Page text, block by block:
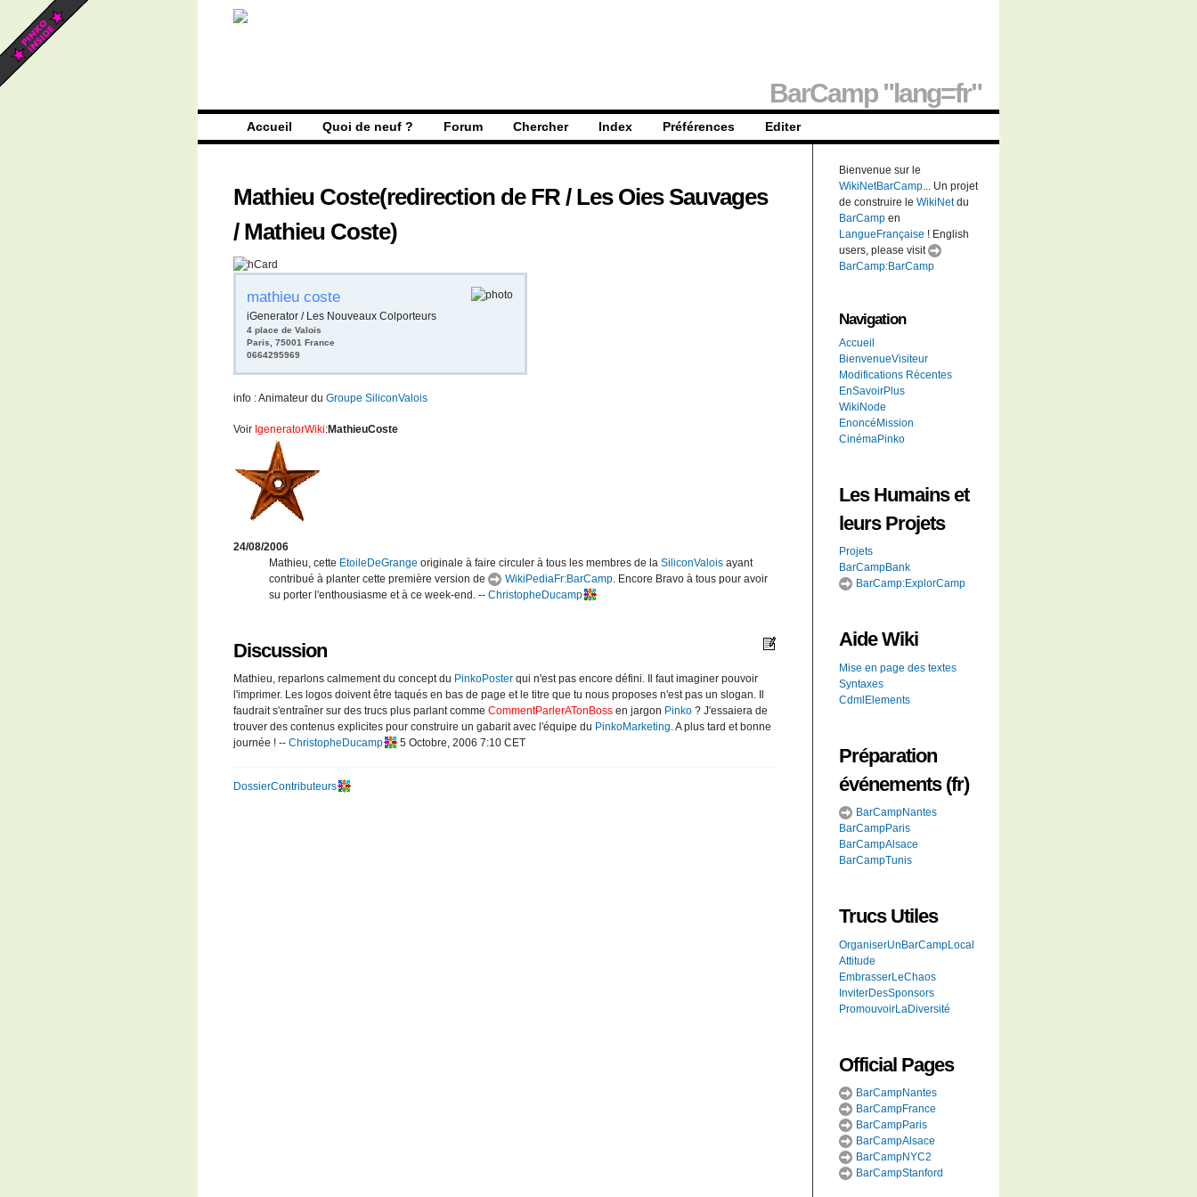
BarCamp "lang=fr"
Accueil Quoi de neuf ? Forum Chercher Index Préférences Editer
Mathieu Coste(redirection de FR / Les Oies Sauvages
/ Mathieu Coste)
mathieu coste
iGenerator / Les Nouveaux Colporteurs
4 place de Valois
Paris
75001 France
0664295969
info : Animateur du Groupe SiliconValois
Voir IgeneratorWiki:MathieuCoste
24/08/2006
Mathieu, cette EtoileDeGrange originale à faire circuler à tous les membres de la SiliconValois ayant
contribué à planter cette première version de
WikiPediaFr:BarCamp . Encore Bravo à tous pour avoir
su porter l'enthousiasme et à ce week-end. -- ChristopheDucamp
Discussion
Mathieu, reparlons calmement du concept du PinkoPoster qui n'est pas encore défini. Il faut imaginer pouvoir
l'imprimer. Les logos doivent être taqués en bas de page et le titre que tu nous proposes n'est pas un slogan. Il
faudrait s'entraîner sur des trucs plus parlant comme CommentParlerATonBoss en jargon Pinko ? J'essaiera de
trouver des contenus explicites pour construire un gabarit avec l'équipe du PinkoMarketing. A plus tard et bonne
journée ! -- ChristopheDucamp 5 Octobre, 2006 7:10 CET
DossierContributeurs
Bienvenue sur le
WikiNetBarCamp ... Un projet
de construire le WikiNetdu
BarCamp en
LangueFrançaise ! English
users, please visit
BarCamp:BarCamp
Navigation
Accueil
BienvenueVisiteur
Modifications Récentes
EnSavoirPlus
WikiNode
EnoncéMission
CinémaPinko
Les Humains et
leurs Projets
Projets
BarCampBank
BarCamp:ExplorCamp
AideWiki
Mise en page des textes
Syntaxes
CdmlElements
Préparation
événements (fr)
BarCampNantes
BarCampParis
BarCampAlsace
BarCampTunis
Trucs Utiles
OrganiserUnBarCampLocal
Attitude
EmbrasserLeChaos
InviterDesSponsors
PromouvoirLaDiversité
Official Pages
BarCampNantes
BarCampFrance
BarCampParis
BarCampAlsace
BarCampNYC2
BarCampStanford